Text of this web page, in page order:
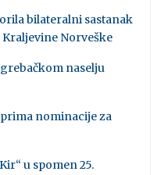
bilateralni sastanak
Kraljevine Norveške
naselju
nominacije za
u spomen 25.